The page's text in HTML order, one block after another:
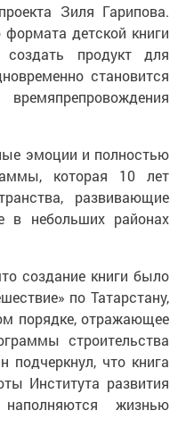
Зиля Гарипова.
детской книги
продукт для
становится
эмоции и полностью
которая 10 лет
развивающие
в небольших районах
создание книги было
по Татарстану,
порядке, отражающее
строительства
подчеркнул, что книга
Института развития
жизнью